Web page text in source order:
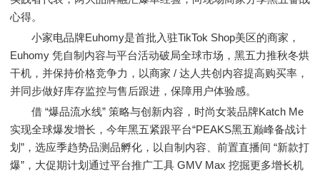
心得。
小家电品牌Euhomy是首批入驻TikTok Shop美区的商家，
Euhomy 凭自制内容与平台活动破局全球市场，黑五力推秋冬烘
干机，并保持价格竞争力，以商家 / 达人共创内容提高购买率，
并同步做好库存监控与售后跟进，保障用户体验感。
借 “爆品流水线” 策略与创新内容，时尚女装品牌Katch Me
实现全球爆发增长，今年黑五紧跟平台“PEAKS黑五巅峰备战计
划”，选应季趋势品测品孵化，以自制内容、前置直播间 “新款打
爆”，大促期计划通过平台推广工具 GMV Max 挖掘更多增长机